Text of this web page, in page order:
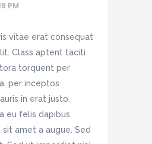
PM
vitae erat consequat
Class aptent taciti
torquent per
per inceptos
in erat justo.
eu felis dapibus
amet a augue. Sed